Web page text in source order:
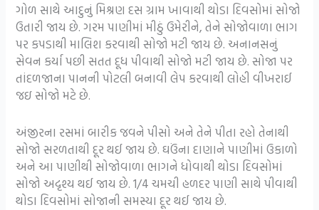
ગોળ સાથે આદુનું મિશ્રણ દસ ગ્રામ ખાવાથી થોડા દિવસોમાં સોજો
ઉતારી જાય છે. ગરમ પાણીમાં મીઠું ઉમેરીને, તેને સોજોવાળા ભાગ
પર કપડાથી માલિશ કરવાથી સોજો મટી જાય છે. અનાનસનું
સેવન કર્યા પછી સતત દૂધ પીવાથી સોજો મટી જાય છે. સોજા પર
તાંદળજાના પાનની પોટલી બનાવી લેપ કરવાથી લોહી વીખરાઈ
જઇ સોજો મટે છે.
અંજીરના રસમાં બારીક જવને પીસો અને તેને પીતા રહો તેનાથી
સોજો સરળતાથી દૂર થઈ જાય છે. ઘઉંના દાણાને પાણીમાં ઉકાળો
અને આ પાણીથી સોજોવાળા ભાગને ધોવાથી થોડા દિવસોમાં
સોજો અદૃશ્ય થઈ જાય છે. 1/4 ચમચી હળદર પાણી સાથે પીવાથી
થોડા દિવસોમાં સોજાની સમસ્યા દૂર થઈ જાય છે.